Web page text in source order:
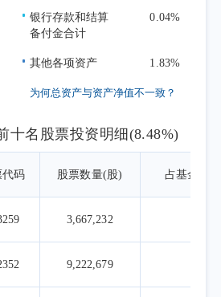
降至1.70%附近，30年国债收
；进入6月后，受政府债供
预期扰动影响，长端利率从
下行8BP，10年国开债收益
益率下行12BP。
收益率下行，组合持有期回
看，久期更长但超长利率债
中票息收益贡献了0.46%，
银行存款和结算
备付金合计
0.04%
其他各项资产 1.83%
为何总资产与资产净值不一致？
十名股票投资明细(8.48%)
代码 股票数量(股) 占基金资
3,667,232
9,222,679